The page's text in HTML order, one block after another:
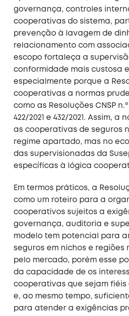
governança, controles
cooperativas do sistema,
prevenção à lavagem de
relacionamento com
escopo fortaleça a
conformidade mais custosa
especialmente porque a
cooperativas a normas
como as Resoluções CNSP n.º
422/2021 e 432/2021. Assim,
as cooperativas de seguros
regime apartado, mas no
das supervisionadas da
específicas à lógica
Em termos práticos, a
como um roteiro para a
cooperativos sujeitos a
governança, auditoria e
modelo tem potencial para
seguros em nichos e regiões
pelo mercado, porém esse
da capacidade de os
cooperativas que sejam
e, ao mesmo tempo,
para atender a exigências